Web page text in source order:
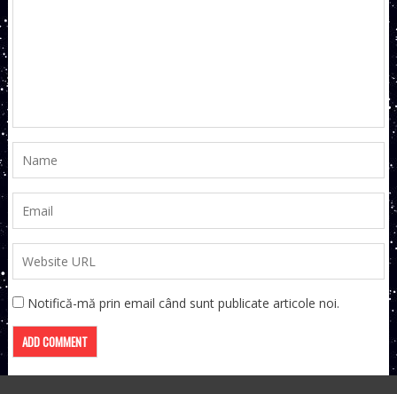
Notifică-mă prin email când sunt publicate articole noi.